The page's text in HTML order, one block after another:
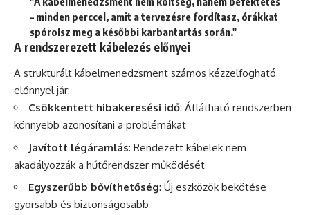
– minden perccel, amit a tervezésre fordítasz, órákkat
spórolsz meg a későbbi karbantartás során."
A rendszerezett kábelezés előnyei
A strukturált kábelmenedzsment számos kézzelfogható
előnnyel jár:
Csökkentett hibakeresési idő: Átlátható rendszerben
könnyebb azonosítani a problémákat
Javított légáramlás: Rendezett kábelek nem
akadályozzák a hűtőrendszer működését
Egyszerűbb bővíthetőség: Új eszközök bekötése
gyorsabb és biztonságosabb